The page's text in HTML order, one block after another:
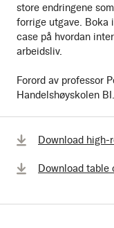
store endringene
forrige utgave. Boka
case på hvordan
arbeidsliv.
Forord av professor
Handelshøyskolen BI.
Download high-
Download table